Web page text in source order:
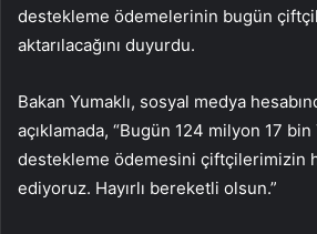
destekleme ödemelerinin bugün
aktarılacağını duyurdu.
Bakan Yumaklı, sosyal medya
açıklamada, “Bugün 124 milyon 17 bin
destekleme ödemesini çiftçilerimizin
ediyoruz. Hayırlı bereketli olsun.”